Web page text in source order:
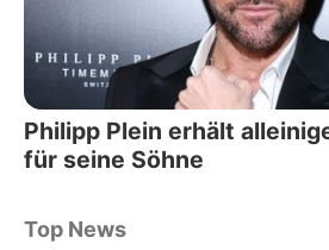
Philipp Plein erhält
für seine Söhne
Top News